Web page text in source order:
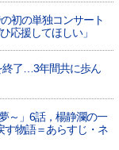
初の単独コンサート
応援してほしい」
終了…3年間共に歩ん
～」6話，楊静瀾の一
物語＝あらすじ・ネ